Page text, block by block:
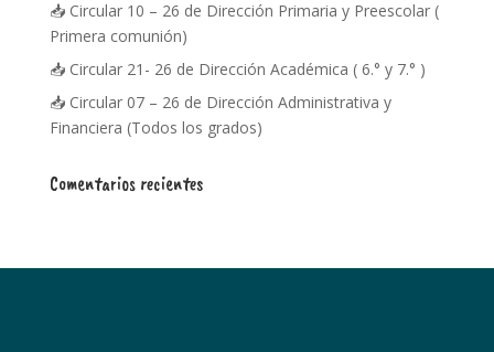
📥 Circular 10 – 26 de Dirección Primaria y Preescolar (
Primera comunión)
📥 Circular 21- 26 de Dirección Académica ( 6.° y 7.° )
📥 Circular 07 – 26 de Dirección Administrativa y
Financiera (Todos los grados)
Comentarios recientes